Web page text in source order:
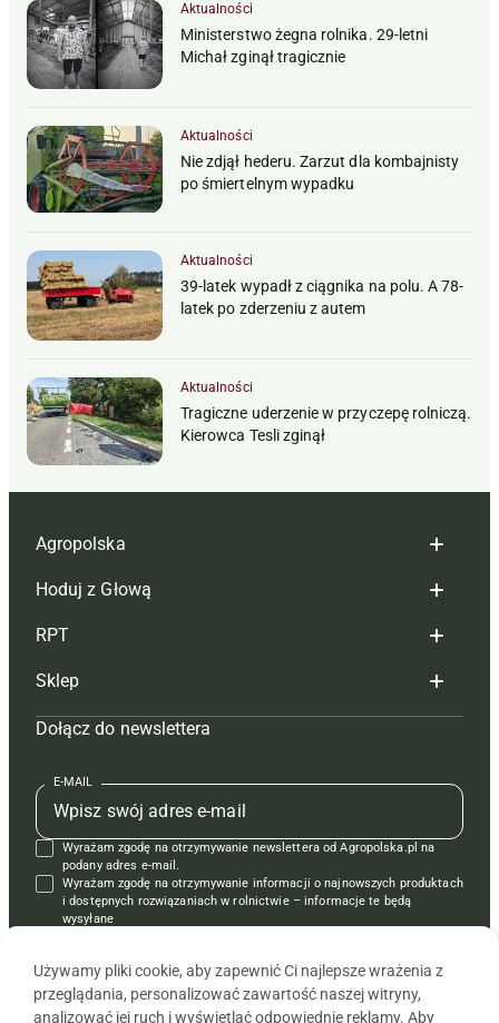
Aktualności
Ministerstwo żegna rolnika. 29-letni
Michał zginął tragicznie
Aktualności
Nie zdjął hederu. Zarzut dla kombajnisty
po śmiertelnym wypadku
Aktualności
39-latek wypadł z ciągnika na polu. A 78-
latek po zderzeniu z autem
Aktualności
Tragiczne uderzenie w przyczepę rolniczą.
Kierowca Tesli zginął
Agropolska
Redakcja
Reklama
Tagi
Mapa serwisu
Kontakt
Regulamin
Polityka prywatności
Hoduj z Głową
Hoduj z głową bydło
Hoduj z głową świnie
Prenumerata
Redakcja
Kontakt
Reklama
RPT
Redakcja
Prenumerata
Reklama
Kontakt
Krzyżówki
Sklep
Czasopisma i prenumerata
Książki
Regulamin
Dołącz do newslettera
E-MAIL
Wyrażam zgodę na otrzymywanie newslettera od Agropolska.pl na
podany adres e-mail.
Wyrażam zgodę na otrzymywanie informacji o najnowszych produktach
i dostępnych rozwiązaniach w rolnictwie – informacje te będą
wysyłane
Używamy pliki cookie, aby zapewnić Ci najlepsze wrażenia z
przeglądania, personalizować zawartość naszej witryny,
analizować jej ruch i wyświetlać odpowiednie reklamy. Aby